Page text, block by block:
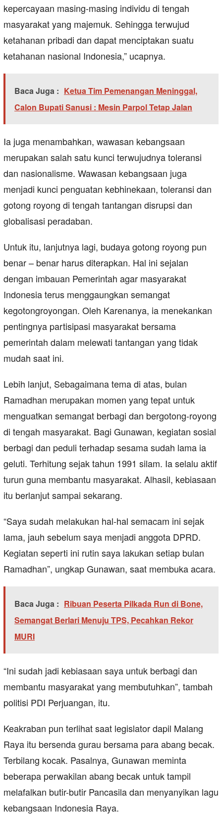
kepercayaan masing-masing individu di tengah
masyarakat yang majemuk. Sehingga terwujud
ketahanan pribadi dan dapat menciptakan suatu
ketahanan nasional Indonesia,” ucapnya.
Baca Juga : Ketua Tim Pemenangan Meninggal,
Calon Bupati Sanusi : Mesin Parpol Tetap Jalan
Ia juga menambahkan, wawasan kebangsaan
merupakan salah satu kunci terwujudnya toleransi
dan nasionalisme. Wawasan kebangsaan juga
menjadi kunci penguatan kebhinekaan, toleransi dan
gotong royong di tengah tantangan disrupsi dan
globalisasi peradaban.
Untuk itu, lanjutnya lagi, budaya gotong royong pun
benar – benar harus diterapkan. Hal ini sejalan
dengan imbauan Pemerintah agar masyarakat
Indonesia terus menggaungkan semangat
kegotongroyongan. Oleh Karenanya, ia menekankan
pentingnya partisipasi masyarakat bersama
pemerintah dalam melewati tantangan yang tidak
mudah saat ini.
Lebih lanjut, Sebagaimana tema di atas, bulan
Ramadhan merupakan momen yang tepat untuk
menguatkan semangat berbagi dan bergotong-royong
di tengah masyarakat. Bagi Gunawan, kegiatan sosial
berbagi dan peduli terhadap sesama sudah lama ia
geluti. Terhitung sejak tahun 1991 silam. Ia selalu aktif
turun guna membantu masyarakat. Alhasil, kebiasaan
itu berlanjut sampai sekarang.
“Saya sudah melakukan hal-hal semacam ini sejak
lama, jauh sebelum saya menjadi anggota DPRD.
Kegiatan seperti ini rutin saya lakukan setiap bulan
Ramadhan”, ungkap Gunawan, saat membuka acara.
Baca Juga : Ribuan Peserta Pilkada Run di Bone,
Semangat Berlari Menuju TPS, Pecahkan Rekor
MURI
“Ini sudah jadi kebiasaan saya untuk berbagi dan
membantu masyarakat yang membutuhkan”, tambah
politisi PDI Perjuangan, itu.
Keakraban pun terlihat saat legislator dapil Malang
Raya itu bersenda gurau bersama para abang becak.
Terbilang kocak. Pasalnya, Gunawan meminta
beberapa perwakilan abang becak untuk tampil
melafalkan butir-butir Pancasila dan menyanyikan lagu
kebangsaan Indonesia Raya.